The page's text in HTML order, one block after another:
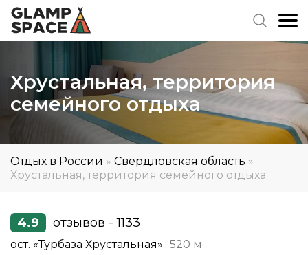
Хрустальная, территория
семейного отдыха
Отдых в России » Свердловская область »
Хрустальная, территория семейного отдыха
4.9 отзывов - 1133
ост. «Турбаза Хрустальная» 520 м